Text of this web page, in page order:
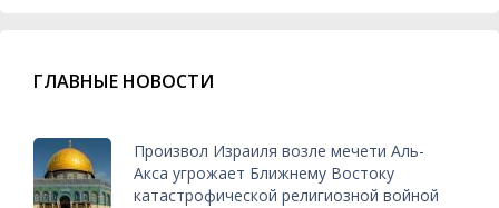
ГЛАВНЫЕ НОВОСТИ
Произвол Израиля возле мечети Аль-
Акса угрожает Ближнему Востоку
катастрофической религиозной войной